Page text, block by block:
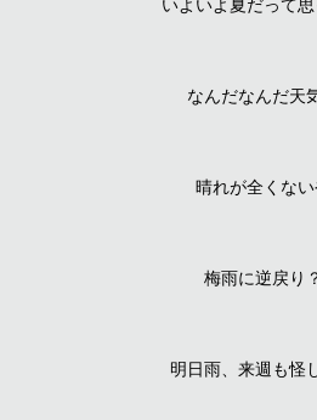
なんだなんだ天
晴れが全くな
梅雨に逆戻り
明日雨、来週も怪